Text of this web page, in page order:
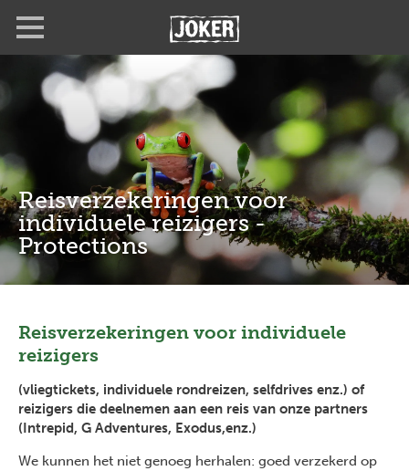
inhoud
gaan
Reisverzekeringen voor
individuele reizigers -
Protections
Reisverzekeringen voor individuele
reizigers
(vliegtickets, individuele rondreizen, selfdrives enz.) of
reizigers die deelnemen aan een reis van onze partners
(Intrepid, G Adventures, Exodus,enz.)
We kunnen het niet genoeg herhalen: goed verzekerd op